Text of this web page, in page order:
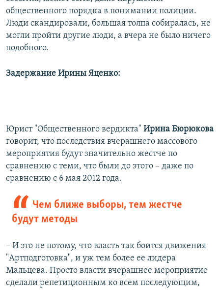
общественного порядка в понимании полиции.
Люди скандировали, большая толпа собиралась, не
могли пройти другие люди, а вчера не было ничего
подобного.
Задержание Ирины Яценко:
​Юрист "Общественного вердикта" Ирина Бюрюкова
говорит, что последствия вчерашнего массового
мероприятия будут значительно жестче по
сравнению с теми, что были до этого – даже по
сравнению с 6 мая 2012 года.
Чем ближе выборы, тем жестче
будут методы
– И это не потому, что власть так боится движения
"Артподготовка", и уж тем более ее лидера
Мальцева. Просто власти вчерашнее мероприятие
сделали репетиционным ко всем последующим,